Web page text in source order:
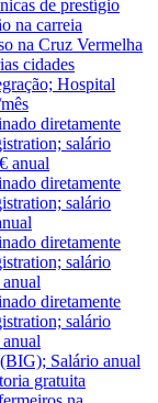
de prestígio
na carreia
na Cruz Vermelha
cidades
Hospital
diretamente
salário
anual
diretamente
salário
diretamente
salário
diretamente
salário
Salário anual
gratuita